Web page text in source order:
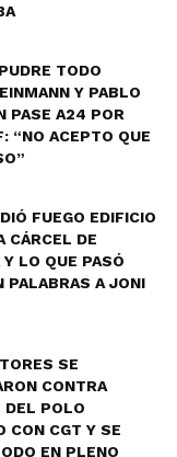
TODO
Y PABLO
PASE A24 POR
“NO ACEPTO QUE
FUEGO EDIFICIO
CÁRCEL DE
LO QUE PASÓ
PALABRAS A JONI
SE
CONTRA
DEL POLO
CON CGT Y SE
EN PLENO